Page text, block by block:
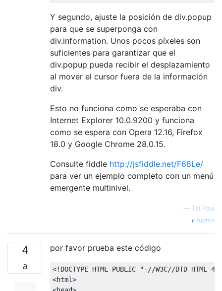
Y segundo, ajuste la posición de div.popup
para que se superponga con
div.information. Unos pocos píxeles son
suficientes para garantizar que el
div.popup pueda recibir el desplazamiento
al mover el cursor fuera de la información
div.
Esto no funciona como se esperaba con
Internet Explorer 10.0.9200 y funciona
como se espera con Opera 12.16, Firefox
18.0 y Google Chrome 28.0.15.
Consulte fiddle http://jsfiddle.net/F68Le/
para ver un ejemplo completo con un menú
emergente multinivel.
— Tai Paul
fuente
4 por favor prueba este código
<!DOCTYPE HTML PUBLIC "-//W3C//DTD
<html>